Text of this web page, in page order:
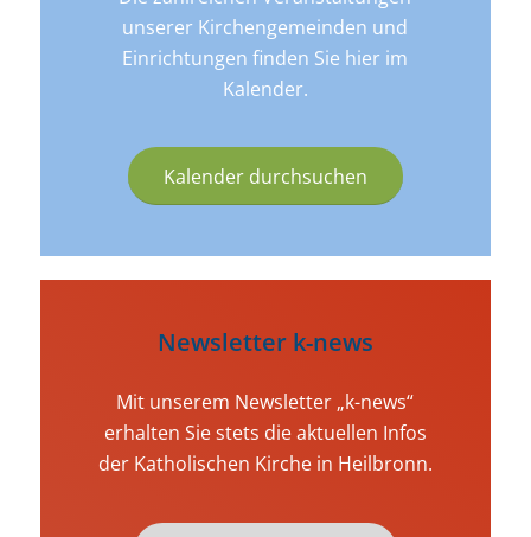
unserer Kirchengemeinden und
Einrichtungen finden Sie hier im
Kalender.
Kalender durchsuchen
Newsletter k-news
Mit unserem Newsletter „k-news“
erhalten Sie stets die aktuellen Infos
der Katholischen Kirche in Heilbronn.